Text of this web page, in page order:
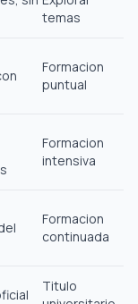
temas
Formacion
puntual
Formacion
intensiva
Formacion
continuada
Titulo